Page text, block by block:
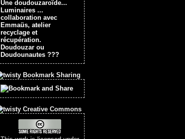
Une doudouzaroïde...
Luminaires ...
collaboration avec
Emmaüs, atelier
recyclage et
récupération.
Doudouzar ou
Doudounautes ???
Bookmark Sharing
Creative Commons